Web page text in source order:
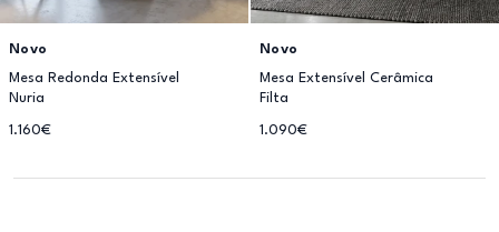
Novo
Mesa Redonda Extensível
Nuria
1.160€
Novo
Mesa Extensível Cerâmica
Filta
1.090€